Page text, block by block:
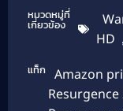
หมวดหมู่ที่
เกี่ยวข้อง
HD ,
แท็ก Amazon
Resurgence